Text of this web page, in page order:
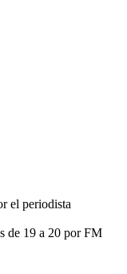
el periodista
de 19 a 20 por FM